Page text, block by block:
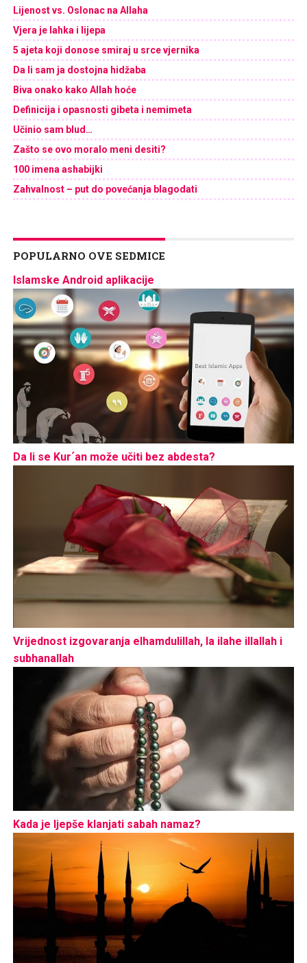
Lijenost vs. Oslonac na Allaha
Vjera je lahka i lijepa
5 ajeta koji donose smiraj u srce vjernika
Da li sam ja dostojna hidžaba
Biva onako kako Allah hoće
Definicija i opasnosti gibeta i nemimeta
Učinio sam blud…
Zašto se ovo moralo meni desiti?
100 imena ashabijki
Zahvalnost – put do povećanja blagodati
POPULARNO OVE SEDMICE
Islamske Android aplikacije
Da li se Kur´an može učiti bez abdesta?
Vrijednost izgovaranja elhamdulillah, la ilahe illallah i
subhanallah
Kada je ljepše klanjati sabah namaz?